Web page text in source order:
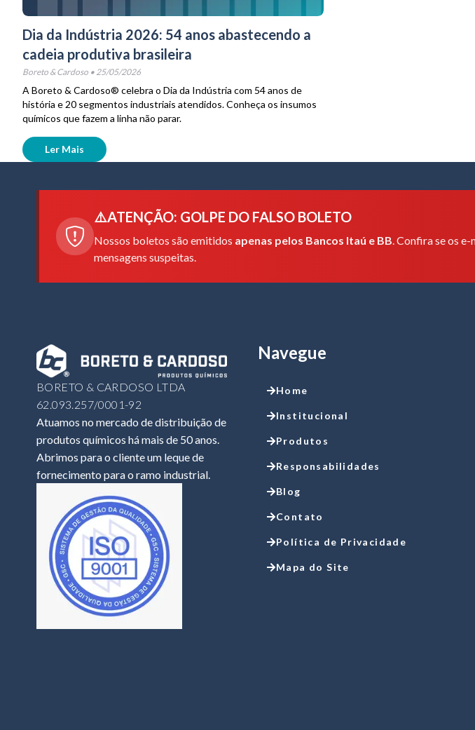
Dia da Indústria 2026: 54 anos abastecendo a
cadeia produtiva brasileira
Boreto & Cardoso • 25/05/2026
A Boreto & Cardoso® celebra o Dia da Indústria com 54 anos de
história e 20 segmentos industriais atendidos. Conheça os insumos
químicos que fazem a linha não parar.
Ler Mais
⚠️ATENÇÃO: GOLPE DO FALSO BOLETO
Nossos boletos são emitidos apenas pelos Bancos Itaú e BB. Confira se os
mensagens suspeitas.
BORETO & CARDOSO LTDA
62.093.257/0001-92
Atuamos no mercado de distribuição de
produtos químicos há mais de 50 anos.
Abrimos para o cliente um leque de
fornecimento para o ramo industrial.
Navegue
Home
Institucional
Produtos
Responsabilidades
Blog
Contato
Política de Privacidade
Mapa do Site